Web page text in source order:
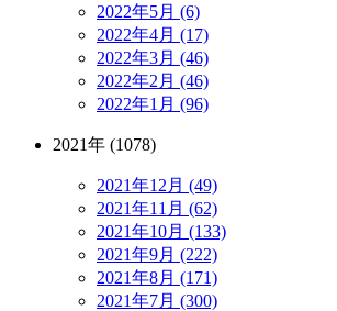
2022年5月 (6)
2022年4月 (17)
2022年3月 (46)
2022年2月 (46)
2022年1月 (96)
2021年 (1078)
2021年12月 (49)
2021年11月 (62)
2021年10月 (133)
2021年9月 (222)
2021年8月 (171)
2021年7月 (300)